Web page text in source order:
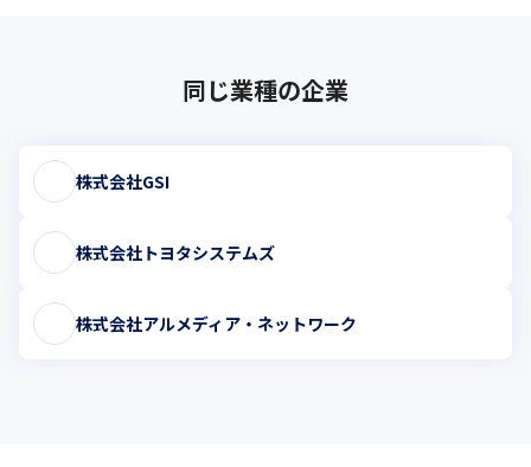
同じ業種の企業
株式会社GSI
株式会社トヨタシステムズ
株式会社アルメディア・ネットワーク